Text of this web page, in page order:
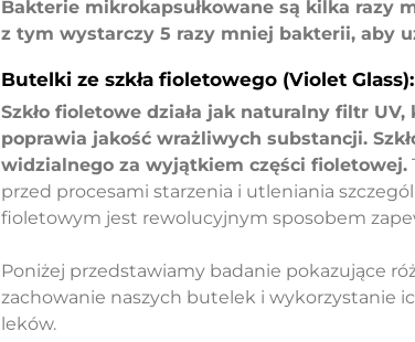
Bakterie mikrokapsułkowane są kilka razy
z tym wystarczy 5 razy mniej bakterii, aby
Butelki ze szkła fioletowego (Violet Glass):
Szkło fioletowe działa jak naturalny filtr
poprawia jakość wrażliwych substancji.
widzialnego za wyjątkiem części fioletowej.
przed procesami starzenia i utleniania
fioletowym jest rewolucyjnym sposobem
Poniżej przedstawiamy badanie pokazujące
zachowanie naszych butelek i wykorzystanie
leków.